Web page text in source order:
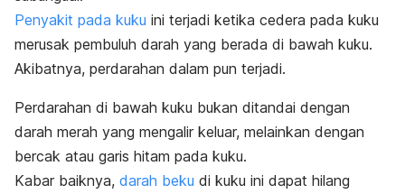
Penyakit pada kuku ini terjadi ketika cedera pada kuku
merusak pembuluh darah yang berada di bawah kuku.
Akibatnya, perdarahan dalam pun terjadi.
Perdarahan di bawah kuku bukan ditandai dengan
darah merah yang mengalir keluar, melainkan dengan
bercak atau garis hitam pada kuku.
Kabar baiknya, darah beku di kuku ini dapat hilang